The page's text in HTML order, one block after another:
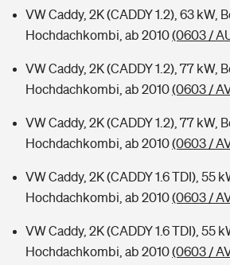
VW Caddy, 2K (CADDY 1.2), 63 kW,
Hochdachkombi, ab 2010(0603 /
VW Caddy, 2K (CADDY 1.2), 77 kW,
Hochdachkombi, ab 2010(0603 /
VW Caddy, 2K (CADDY 1.2), 77 kW,
Hochdachkombi, ab 2010(0603 /
VW Caddy, 2K (CADDY 1.6 TDI), 55
Hochdachkombi, ab 2010(0603 /
VW Caddy, 2K (CADDY 1.6 TDI), 55
Hochdachkombi, ab 2010(0603 /